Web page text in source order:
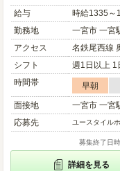
給与
時給1335～
勤務地
一宮市 一宮
アクセス
名鉄尾西線
シフト
週1日以上 1
時間帯
早朝
面接地
一宮市 一宮
応募先
ユースタイル
募集終了日
詳細を見る